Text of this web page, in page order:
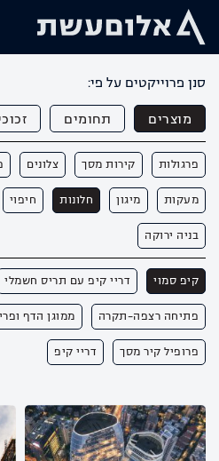
סנן פרוייקטים על פי:
מוצרים תחומים
פרגולות קירות מסך צלונים
מעקות מיגון חלונות חיפוי
בניה ירוקה
קיפ סמוי דריי קיפ עם תריס חשמלי
פתיחה רצפה-תקרה ממוגן הדף
פרופיל קיר מסך דריי קיפ